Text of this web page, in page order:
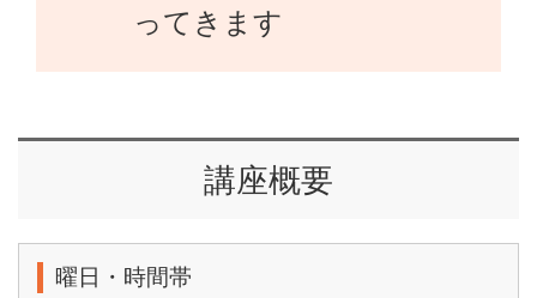
ってきます
講座概要
曜日・時間帯